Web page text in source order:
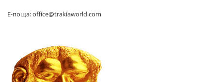
Е-поща: office@trakiaworld.com